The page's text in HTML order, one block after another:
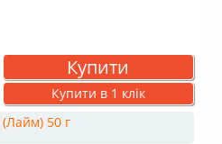
Купити
Купити в 1 клік